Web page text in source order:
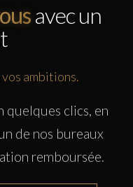
avec un
ambitions.
quelques clics, en
de nos bureaux
remboursée.